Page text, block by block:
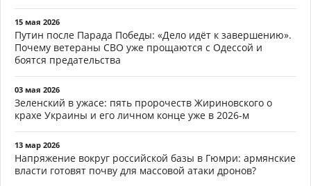
15 мая 2026
Путин после Парада Победы: «Дело идёт к завершению».
Почему ветераны СВО уже прощаются с Одессой и
боятся предательства
03 мая 2026
Зеленский в ужасе: пять пророчеств Жириновского о
крахе Украины и его личном конце уже в 2026-м
13 мар 2026
Напряжение вокруг российской базы в Гюмри: армянские
власти готовят почву для массовой атаки дронов?